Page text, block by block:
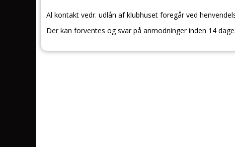
Al kontakt vedr. udlån af klubhuset foregår ved
Der kan forventes og svar på anmodninger inden 14 dage.